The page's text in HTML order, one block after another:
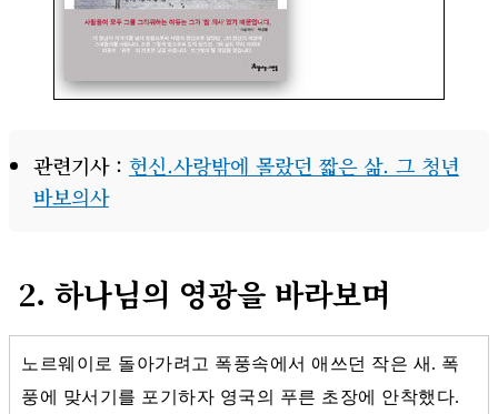
관련기사 : 헌신.사랑밖에 몰랐던 짧은 삶. 그 청년
바보의사
2. 하나님의 영광을 바라보며
노르웨이로 돌아가려고 폭풍속에서 애쓰던 작은 새. 폭
풍에 맞서기를 포기하자 영국의 푸른 초장에 안착했다.